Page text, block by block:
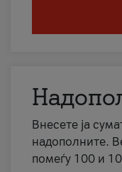
Внесете ја
надополните.
помеѓу 100 и